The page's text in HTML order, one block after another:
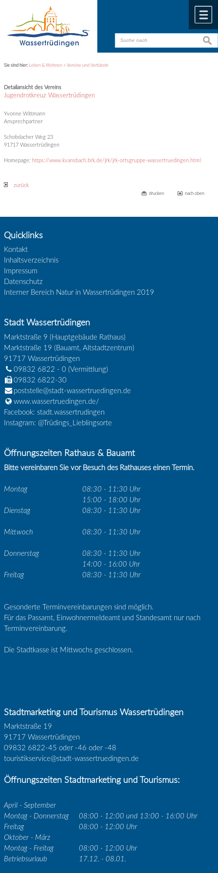
Sie sind hier: Leben & Wohnen >Vereine und Verbände
Detailansicht des Vereins
Jugendrotkreuz Wassertrüdingen
Yvonne Wittmann
Ansprechpartner
Schobdacher Weg 23
91717 Wassertrüdingen
Homepage: https://www.kvansbach.brk.de/jrk/jrk-ortsgruppe-wassertruedingen.html
zurück
drucken nach oben
Quicklinks
Kontakt
Inhaltsverzeichnis
Impressum
Datenschutz
Interner Bereich Natur in Wassertrüdingen 2019
Stadt Wassertrüdingen
Marktstraße 9 (Hauptgebäude Rathaus)
Marktstraße 19 (Bauamt, Altstadtzentrum)
91717 Wassertrüdingen
09832 6822 - 0(Vermittlung)
09832 6822-30
poststelle@stadt-wassertruedingen.de
www.wassertruedingen.de/
Facebook: stadt.wassertrudingen
Instagram: @Trüdings_Lieblingsorte
Öffnungszeiten Rathaus & Bauamt
Bitte vereinbaren Sie vor Besuch des Rathauses einen Termin.
Montag
08:30 - 11:30 Uhr
15:00 - 18:00 Uhr
Dienstag
08:30 - 11:30 Uhr
Mittwoch 08:30 - 11:30 Uhr
Donnerstag
08:30 - 11:30 Uhr
14:00 - 16:00 Uhr
Freitag
08:30 - 11:30 Uhr
Gesonderte Terminvereinbarungen sind möglich.
Für das Passamt, Einwohnermeldeamt und Standesamt nur nach
Terminvereinbarung.
Die Stadtkasse ist Mittwochs geschlossen.
Stadtmarketing und Tourismus Wassertrüdingen
Marktstraße 19
91717 Wassertrüdingen
09832 6822-45 oder -46 oder -48
touristikservice@stadt-wassertruedingen.de
Öffnungszeiten Stadtmarketing und Tourismus:
April - September
Montag - Donnerstag
08:00 - 12:00 und 13:00 - 16:00 Uhr
Freitag
08:00 - 12:00 Uhr
Oktober - März
Montag - Freitag
08:00 - 12:00 Uhr
Betriebsurlaub
17.12. - 08.01.